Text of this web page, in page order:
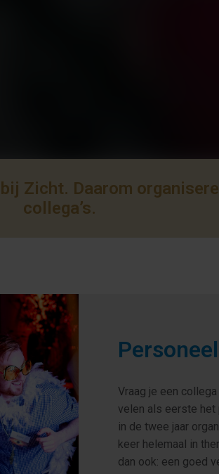
Zicht. Daarom
Vraag je een
velen als eerste
in de twee jaar
keer helemaal in
dan ook: een goed